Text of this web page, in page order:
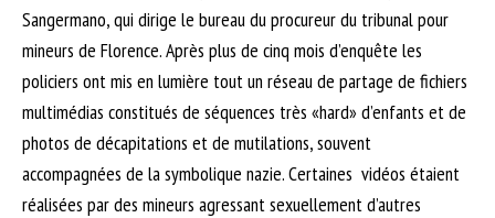
Sangermano, qui dirige le bureau du procureur du tribunal pour
mineurs de Florence. Après plus de cinq mois d’enquête les
policiers ont mis en lumière tout un réseau de partage de fichiers
multimédias constitués de séquences très «hard» d’enfants et de
photos de décapitations et de mutilations, souvent
accompagnées de la symbolique nazie. Certaines vidéos étaient
réalisées par des mineurs agressant sexuellement d’autres